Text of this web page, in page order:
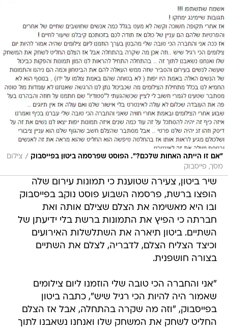
"אם זו הייתה האחות שלכם?". הפוסט שפרסמה ביטון בפייסבוק / צילום
מסך, פייסבוק
שיר ביטון, צעירה שטוענת כי תמונות עירום שלה
הופצו ברשת, פרסמה השבוע פוסט נוקב בפייסבוק
ובו היא מאשימה את הצלם שצילם אותה ואת
חברתה כי הפיץ את התמונות ברשת בלי ידיעתן של
השתיים. ביטון תיארה את השתלשלות האירועים
וכיצד הצליח הצלם, לדבריה, לצלם את השתיים
בצורה חושפנית.
"אני והחברה הכי טובה שלי הוזמנו ליום צילומים
שאמור היה להיות הכי רגיל שיש", כתבה ביטון
בפייסבוק, "וזה מה שקרה בהתחלה, אבל אז הצלם
החליט לשחק את המשחק שלו ואנחנו נשאבנו לתוך